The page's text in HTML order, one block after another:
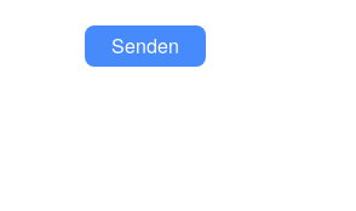
Senden